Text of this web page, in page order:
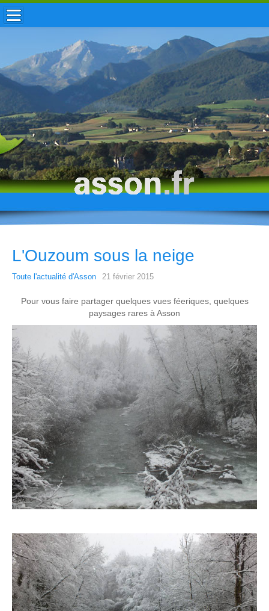
ACCUEIL / INFOS
MUNICIPALITÉ
VIE LOCALE
ENFANCE
TOURISME
HISTOIRE
L'Ouzoum sous la neige
Toute l'actualité d'Asson 21 février 2015
Pour vous faire partager quelques vues féeriques, quelques
paysages rares à Asson